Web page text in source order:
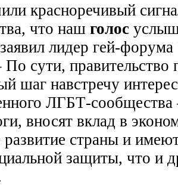
красноречивый
что наш голос
лидер гей-
сути, правительство
шаг навстречу
ЛГБТ-
вносят вклад в
развитие страны и
защиты, что и